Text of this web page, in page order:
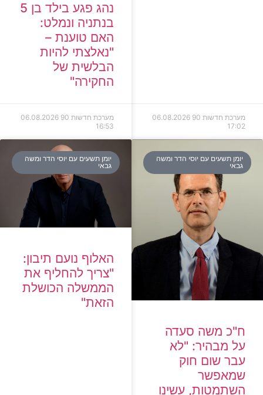
מערכת חדשות 90
06.08.2026
17:02
נהג פגע בילד בן 5
בנתניה ונמלט:
האם טוענת –
"נאלצתי להיות
הבלשית של
החקירה"
מערכת חדשות 90
06.08.2026
16:53
יומן תשעים עם יוסי הדר ומשה
גבאי
ח"כ משה סעדה
על מבהיר: "לא
עבר שום חוק
שמאפשר
השתמטות, עשינו
יומן תשעים עם יוסי הדר ומשה
גבאי
האלוף נועם תיבון:
"צריך להחליף את
הממשלה הכושלת
הזאת"